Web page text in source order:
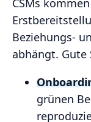
Beziehungs‑
abhängt. Gute
grünen